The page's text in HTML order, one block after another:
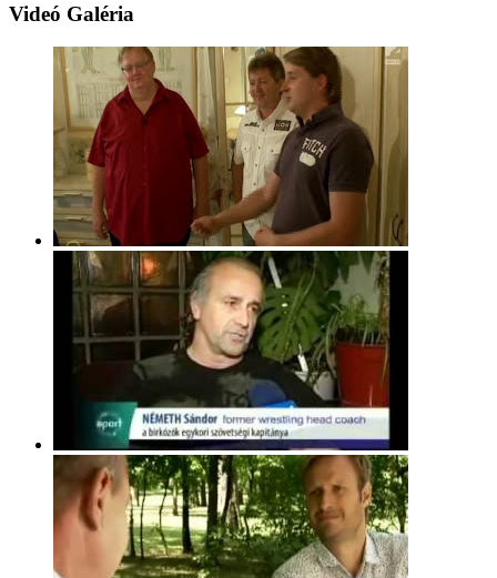
Videó Galéria